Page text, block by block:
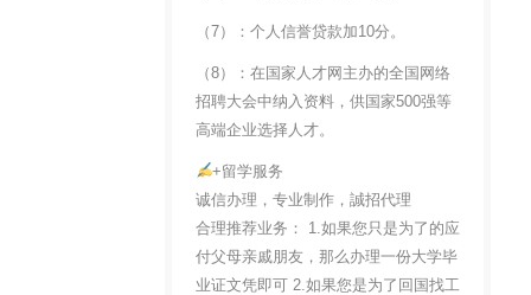
（7）：个人信誉贷款加10分。
（8）：在国家人才网主办的全国网络
招聘大会中纳入资料，供国家500强等
高端企业选择人才。
+留学服务
诚信办理，专业制作，誠招代理
合理推荐业务： 1.如果您只是为了的应
付父母亲戚朋友，那么办理一份大学毕
业证文凭即可 2.如果您是为了回国找工